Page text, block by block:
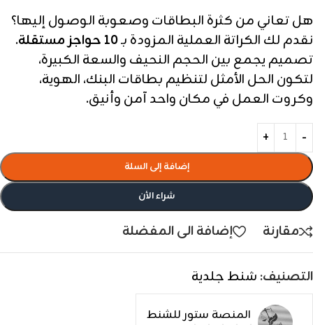
هل تعاني من كثرة البطاقات وصعوبة الوصول إليها؟
نقدم لك الكراتة العملية المزودة بـ10 حواجز مستقلة
.
تصميم يجمع بين الحجم النحيف والسعة الكبيرة،
لتكون الحل الأمثل لتنظيم بطاقات البنك، الهوية،
وكروت العمل في مكان واحد آمن وأنيق.
إضافة إلى السلة
شراء الأن
مقارنة إضافة الى المفضلة
التصنيف: شنط جلدية
المنصة ستور للشنط